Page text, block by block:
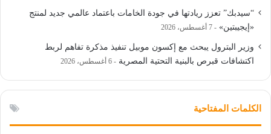
“سيدبك” تعزز ريادتها في جودة الخامات باعتماد عالمي جديد لمنتج
«إيجيبتين»
7 أغسطس، 2026
وزير البترول يبحث مع إكسون موبيل تنفيذ مذكرة تفاهم لربط
اكتشافات قبرص بالبنية التحتية المصرية
6 أغسطس، 2026
الكلمات المفتاحية